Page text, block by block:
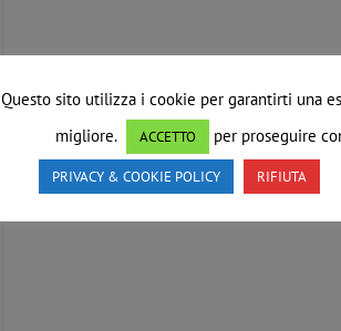
Questo sito utilizza i cookie per garantirti una
migliore.
ACCETTO per proseguire
PRIVACY & COOKIE POLICY RIFIUTA